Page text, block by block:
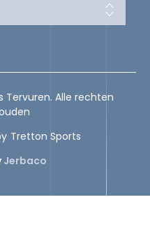
Tervuren. Alle rechten
Tretton Sports
Jerbaco